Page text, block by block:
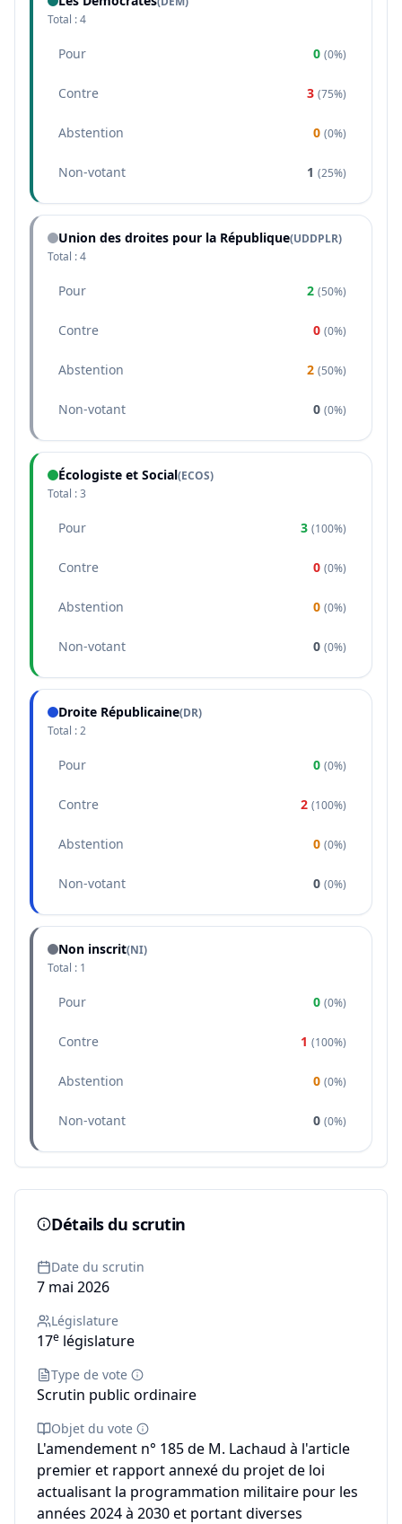
Total :4
Pour 0 (0%)
Contre 3 (75%)
Abstention 0 (0%)
Non-votant 1 (25%)
Union des droites pour la République(UDDPLR)
Total :4
Pour 2 (50%)
Contre 0 (0%)
Abstention 2 (50%)
Non-votant 0 (0%)
Écologiste et Social(ECOS)
Total :3
Pour 3 (100%)
Contre 0 (0%)
Abstention 0 (0%)
Non-votant 0 (0%)
Droite Républicaine(DR)
Total :2
Pour 0 (0%)
Contre 2 (100%)
Abstention 0 (0%)
Non-votant 0 (0%)
Non inscrit(NI)
Total : 1
Pour 0 (0%)
Contre 1 (100%)
Abstention 0 (0%)
Non-votant 0 (0%)
Détails du scrutin
Date du scrutin
7 mai 2026
Législature
17e législature
Type de vote
Scrutin public ordinaire
Objet du vote
L'amendement n° 185 de M. Lachaud à l'article
premier et rapport annexé du projet de loi
actualisant la programmation militaire pour les
années 2024 à 2030 et portant diverses